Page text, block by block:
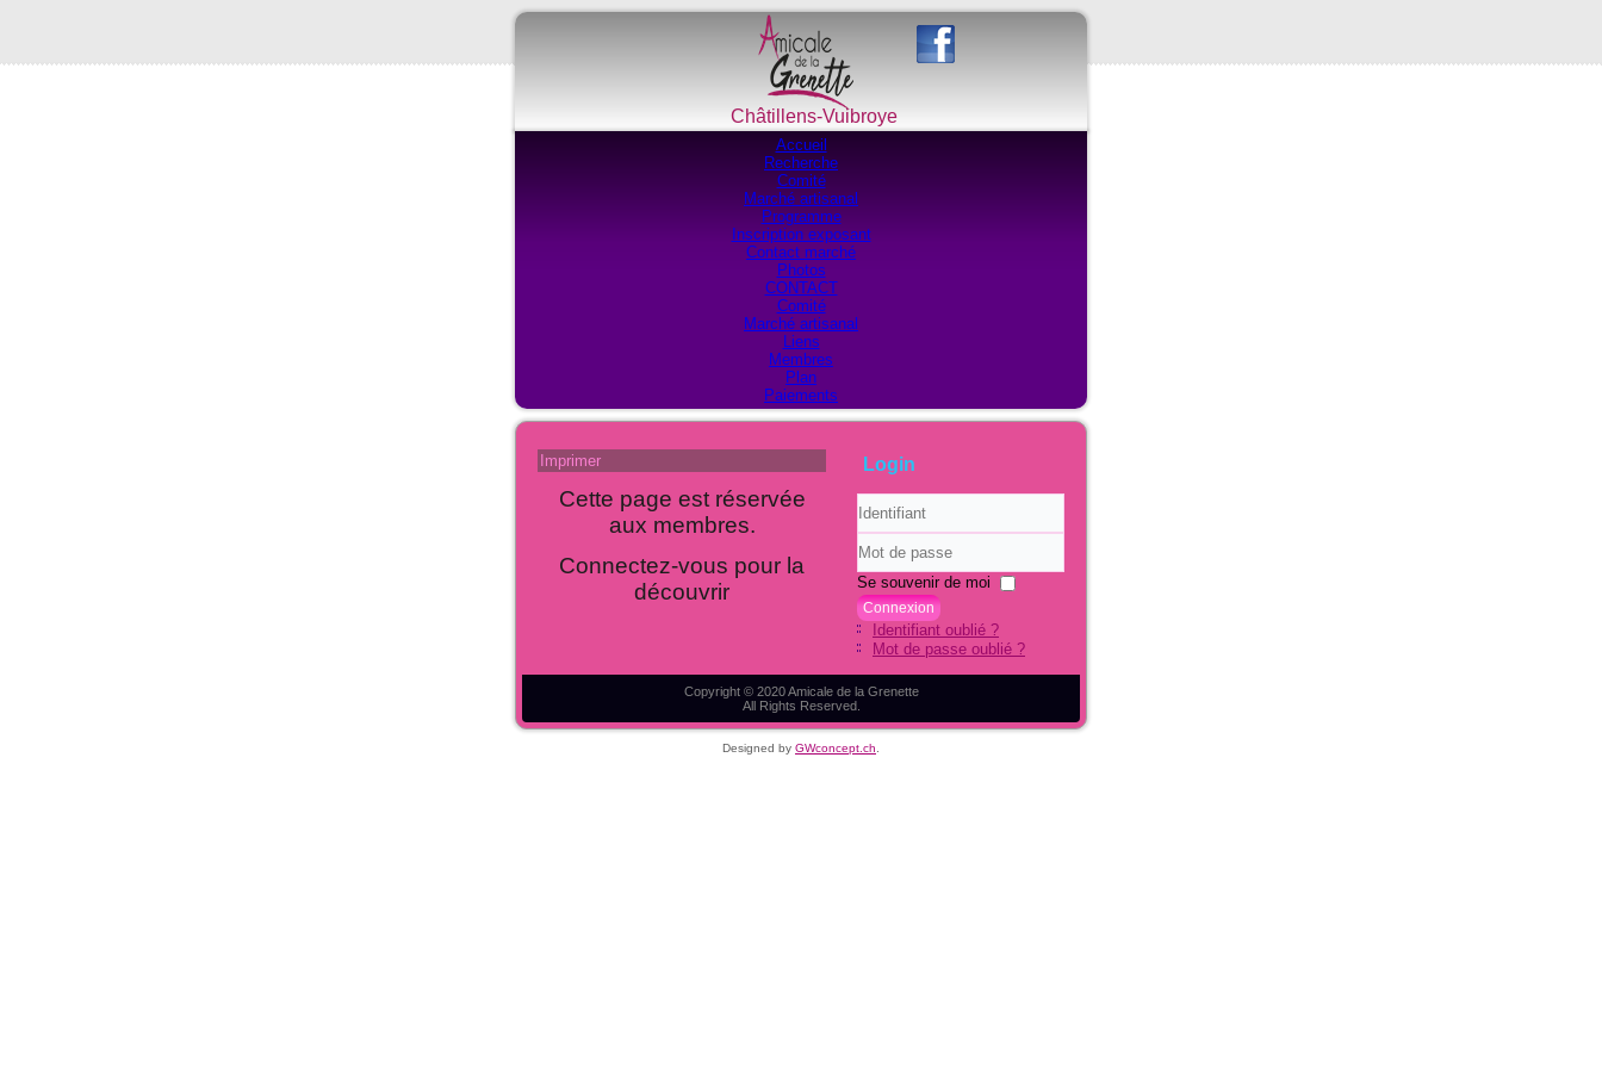
Châtillens-Vuibroye
Accueil
Recherche
Comité
Marché artisanal
Programme
Inscription exposant
Contact marché
Photos
CONTACT
Comité
Marché artisanal
Liens
Membres
Plan
Paiements
Imprimer
Cette page est réservée
aux membres.
Connectez-vous pour la
découvrir
Login
Identifiant
Mot
de
passe
Se souvenir de moi
Connexion
Identifiant oublié ?
Mot de passe oublié ?
Copyright © 2020 Amicale de la Grenette
All Rights Reserved.
Designed by GWconcept.ch